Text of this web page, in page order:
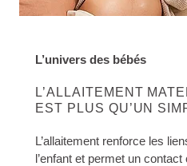
L’ALLAITEMENT
EST PLUS QU’UN
EN SAVOIR PLUS SUR
L’univers des bébés
L’allaitement renforce les
l’enfant et permet un contact